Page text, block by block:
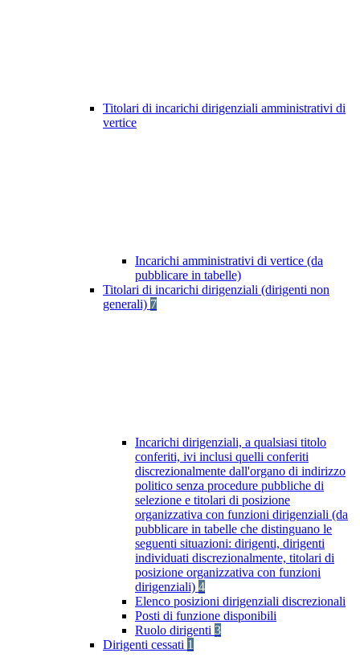
Titolari di incarichi dirigenziali amministrativi di
vertice
Incarichi amministrativi di vertice (da
pubblicare in tabelle)
Titolari di incarichi dirigenziali (dirigenti non
generali) 7
Incarichi dirigenziali, a qualsiasi titolo
conferiti, ivi inclusi quelli conferiti
discrezionalmente dall'organo di indirizzo
politico senza procedure pubbliche di
selezione e titolari di posizione
organizzativa con funzioni dirigenziali (da
pubblicare in tabelle che distinguano le
seguenti situazioni: dirigenti, dirigenti
individuati discrezionalmente, titolari di
posizione organizzativa con funzioni
dirigenziali) 4
Elenco posizioni dirigenziali discrezionali
Posti di funzione disponibili
Ruolo dirigenti 3
Dirigenti cessati 1